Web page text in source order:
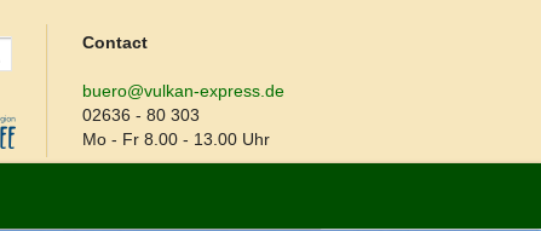
Contact
buero@vulkan-express.de
02636 - 80 303
Mo - Fr 8.00 - 13.00 Uhr